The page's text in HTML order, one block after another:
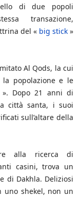
di due popoli
transazione,
del « big stick»
Al Qods, la cui
popolazione e le
Dopo 21 anni di
città santa, i suoi
sull’altare della
alla ricerca di
casini, trova un
di Dakhla. Deliziosi
uno shekel, non un